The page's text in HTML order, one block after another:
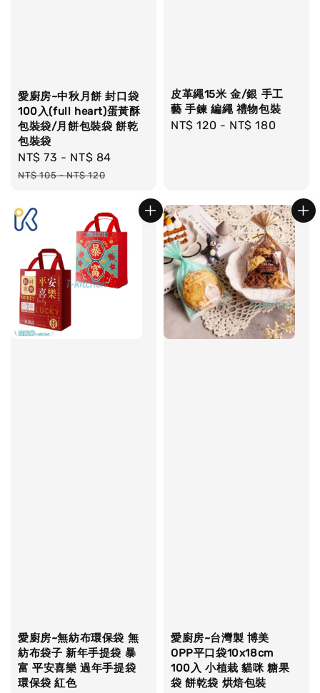
愛廚房~中秋月餅 封口袋
100入(full heart)蛋黃酥
包裝袋/月餅包裝袋 餅乾
包裝袋
Sale
price
NT$ 73 - NT$ 84
NT$ 105-NT$ 120
皮革繩15米 金/銀 手工
藝 手鍊 編繩 禮物包裝
Regular
NT$ 120 - NT$ 180
愛廚房~無紡布環保袋 無
紡布袋子 新年手提袋 暴
富 平安喜樂 過年手提袋
環保袋 紅色
愛廚房~台灣製 博美
OPP平口袋10x18cm
100入 小植栽 貓咪 糖果
袋 餅乾袋 烘焙包裝